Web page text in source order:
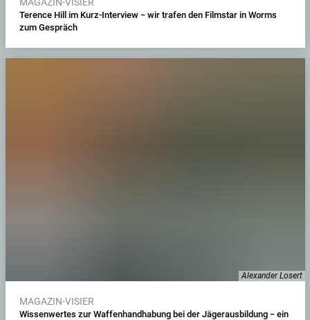
Terence Hill im Kurz-Interview − wir trafen den Filmstar in Worms
zum Gespräch
Alexander Losert
MAGAZIN-VISIER
Wissenwertes zur Waffenhandhabung bei der Jägerausbildung − ein